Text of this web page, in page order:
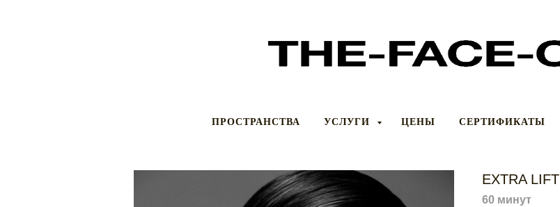
ПРОСТРАНСТВА УСЛУГИ ЦЕНЫ СЕРТИФИКАТЫ
EXTRA LIFT
60 минут